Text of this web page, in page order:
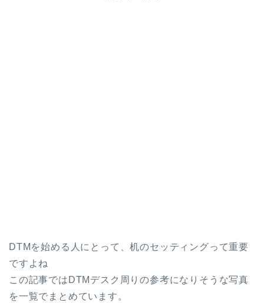
DTMを始める人にとって、机のセッティングって重要
ですよね
この記事ではDTMデスク周りの参考になりそうな写真
を一覧でまとめています。